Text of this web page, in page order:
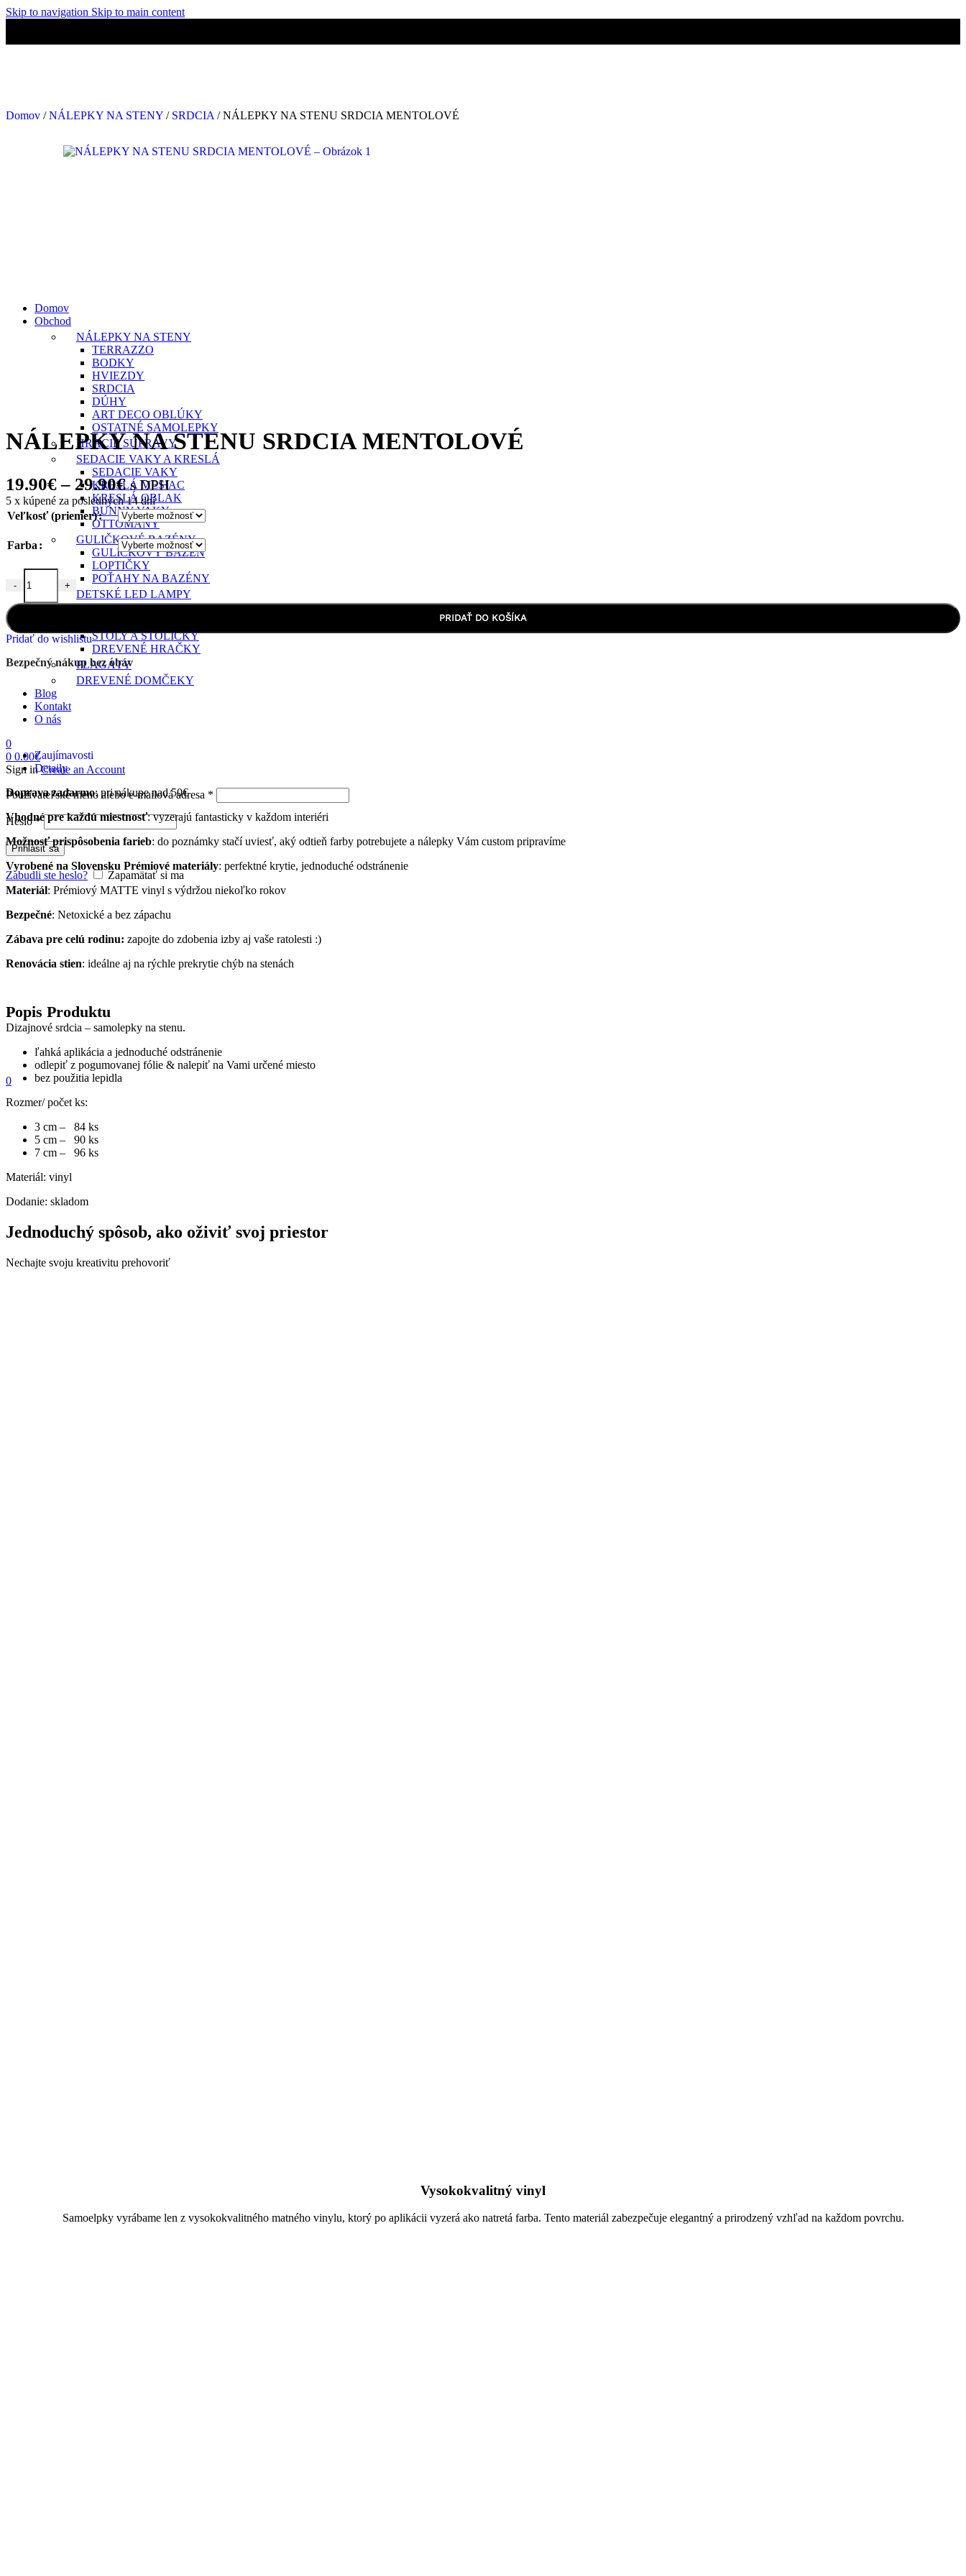
Skip to navigation Skip to main content
Domov
Obchod
NÁLEPKY NA STENY
TERRAZZO
BODKY
HVIEZDY
SRDCIA
DÚHY
ART DECO OBLÚKY
OSTATNÉ SAMOLEPKY
HRACIE SÚPRAVY
SEDACIE VAKY A KRESLÁ
SEDACIE VAKY
KRESLÁ MESIAC
KRESLÁ OBLAK
BUNNY VAKY
OTTOMANY
GULIČKOVÉ BAZÉNY
GULIČKOVÝ BAZÉN
LOPTIČKY
POŤAHY NA BAZÉNY
DETSKÉ LED LAMPY
STOLY A STOLIČKY
DREVENÉ HRAČKY
PLAGÁTY
DREVENÉ DOMČEKY
Blog
Kontakt
O nás
0
0 0.00€
Sign inCreate an Account
Používateľské meno alebo e-mailová adresa *
Heslo*Povinné
Prihlásiť sa
Zabudli ste heslo? Zapamätať si ma
0
Domov / NÁLEPKY NA STENY / SRDCIA / NÁLEPKY NA STENU SRDCIA MENTOLOVÉ
NÁLEPKY NA STENU SRDCIA MENTOLOVÉ
19.90€ – 29.90€Price
range:
19.90€
through
29.90€
s DPH
5 x kúpené za posledných 14 dní
Veľkosť (priemer)
Farba
-
množstvo NÁLEPKY NA STENU SRDCIA MENTOLOVÉ
+
PRIDAŤ DO KOŠÍKA
Pridať do wishlistu
Bezpečný nákup bez obáv
Zaujímavosti
Detaily
Doprava zadarmo: pri nákupe nad 50€
Vhodné pre každú miestnosť: vyzerajú fantasticky v každom interiéri
Možnosť prispôsobenia farieb: do poznámky stačí uviesť, aký odtieň farby potrebujete a nálepky Vám custom pripravíme
Vyrobené na Slovensku Prémiové materiály: perfektné krytie, jednoduché odstránenie
Materiál: Prémiový MATTE vinyl s výdržou niekoľko rokov
Bezpečné: Netoxické a bez zápachu
Zábava pre celú rodinu: zapojte do zdobenia izby aj vaše ratolesti :)
Renovácia stien: ideálne aj na rýchle prekrytie chýb na stenách
Popis Produktu
Dizajnové srdcia – samolepky na stenu.
ľahká aplikácia a jednoduché odstránenie
odlepiť z pogumovanej fólie & nalepiť na Vami určené miesto
bez použitia lepidla
Rozmer/ počet ks:
3 cm – 84 ks
5 cm – 90 ks
7 cm – 96 ks
Materiál: vinyl
Dodanie: skladom
Jednoduchý spôsob, ako oživiť svoj priestor
Nechajte svoju kreativitu prehovoriť
Vysokokvalitný vinyl
Samoelpky vyrábame len z vysokokvalitného matného vinylu, ktorý po aplikácii vyzerá ako natretá farba. Tento materiál zabezpečuje elegantný a prirodzený vzhľad na každom povrchu.